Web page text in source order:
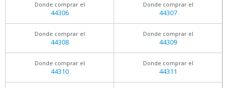
Donde comprar el
44306
Donde comprar el
44307
Donde comprar el
44308
Donde comprar el
44309
Donde comprar el
44310
Donde comprar el
44311